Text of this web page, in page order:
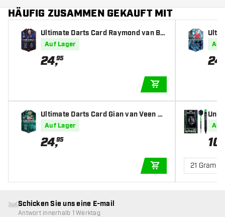
HÄUFIG ZUSAMMEN GEKAUFT MIT
Ultimate Darts Card Raymond van Ba
rneveld 2025
Auf Lager
24,95
Ultimate Darts Card Gian van Veen W
orld Champion Runner-up 2026
Auf Lager
24,95
IN DEN
25
Auf
24
0%
Auf
21 Gramm
Schicken Sie uns eine E-mail
Antwort innerhalb 1 Werktag